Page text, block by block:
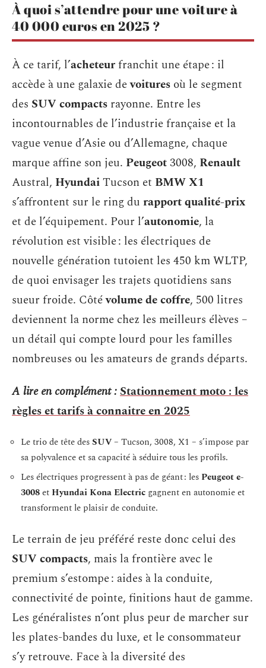
À quoi s’attendre pour une voiture à
40 000 euros en 2025 ?
À ce tarif, l’acheteurfranchit une étape : il
accède à une galaxie devoitures où le segment
des SUV compacts rayonne. Entre les
incontournables de l’industrie française et la
vague venue d’Asie ou d’Allemagne, chaque
marque affine son jeu. Peugeot3008, Renault
Austral, HyundaiTucson et BMW X1
s’affrontent sur le ring du rapport qualité-prix
et de l’équipement. Pour l’autonomie, la
révolution est visible : les électriques de
nouvelle génération tutoient les 450 km WLTP,
de quoi envisager les trajets quotidiens sans
sueur froide. Côtévolume de coffre, 500 litres
deviennent la norme chez les meilleurs élèves –
un détail qui compte lourd pour les familles
nombreuses ou les amateurs de grands départs.
A lire en complément :Stationnement moto : les
règles et tarifs à connaitre en 2025
Le trio de tête desSUV– Tucson, 3008, X1 – s’impose par
sa polyvalence et sa capacité à séduire tous les profils.
Les électriques progressent à pas de géant : les Peugeot e-
3008etHyundai Kona Electric gagnent en autonomie et
transforment le plaisir de conduite.
Le terrain de jeu préféré reste donc celui des
SUV compacts, mais la frontière avec le
premium s’estompe : aides à la conduite,
connectivité de pointe, finitions haut de gamme.
Les généralistes n’ont plus peur de marcher sur
les plates-bandes du luxe, et le consommateur
s’y retrouve. Face à la diversité des